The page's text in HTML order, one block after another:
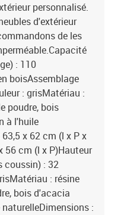
personnalisé.
d'extérieur
de les
: 110
boisAssemblage
: grisMatériau :
poudre, bois
à l'huile
x 62 cm (l x P x
56 cm (l x P)Hauteur
coussin) : 32
: résine
bois d'acacia
: